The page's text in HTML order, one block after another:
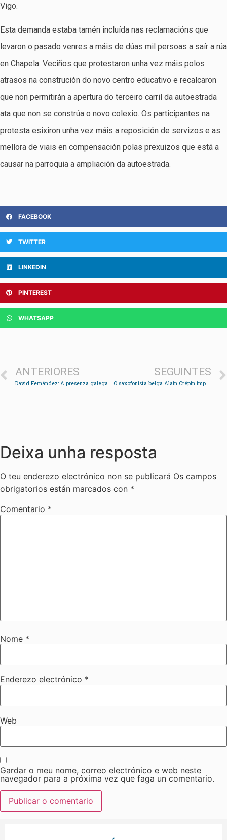
Vigo.
Esta demanda estaba tamén incluída nas reclamacións que
levaron o pasado venres a máis de dúas mil persoas a saír a rúa
en Chapela. Veciños que protestaron unha vez máis polos
atrasos na construción do novo centro educativo e recalcaron
que non permitirán a apertura do terceiro carril da autoestrada
ata que non se constrúa o novo colexio. Os participantes na
protesta esixiron unha vez máis a reposición de servizos e as
mellora de viais en compensación polas prexuizos que está a
causar na parroquia a ampliación da autoestrada.
FACEBOOK
TWITTER
LINKEDIN
PINTEREST
WHATSAPP
ANTERIORES
David Fernández: A presenza galega en Cataluña é enorme, pero falta máis coordinación e innovación
SEGUINTES
O saxofonista belga Alain Crépin imparte o I Curso de Saxo en Redondela
Deixa unha resposta
O teu enderezo electrónico non se publicará Os campos
obrigatorios están marcados con *
Comentario *
Nome *
Enderezo electrónico *
Web
Gardar o meu nome, correo electrónico e web neste
navegador para a próxima vez que faga un comentario.